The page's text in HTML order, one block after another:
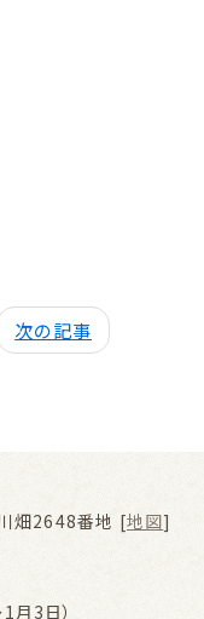
次の記事
畑2648番地 [地図]
月3日）